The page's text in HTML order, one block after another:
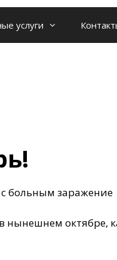
услуги
больным заражение
нынешнем